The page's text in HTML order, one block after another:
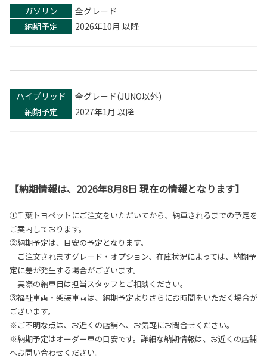
ガソリン
全グレード
納期予定
2026年10月 以降
ハイブリッド
全グレード(JUNO以外)
納期予定
2027年1月 以降
【納期情報は、2026年8月8日 現在の情報となります】
①千葉トヨペットにご注文をいただいてから、納車されるまでの予定を
ご案内しております。
②納期予定は、目安の予定となります。
ご注文されますグレード・オプション、在庫状況によっては、納期予
定に差が発生する場合がございます。
実際の納車日は担当スタッフとご相談ください。
③福祉車両・架装車両は、納期予定よりさらにお時間をいただく場合が
ございます。
※ご不明な点は、お近くの店舗へ、お気軽にお問合せください。
※納期予定はオーダー車の目安です。詳細な納期情報は、お近くの店舗
へお問い合わせください。